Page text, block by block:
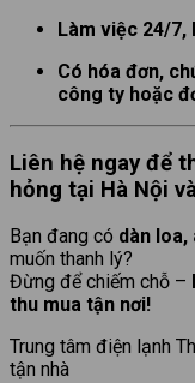
Làm việc 24/7,
Có hóa đơn,
công ty hoặc
Liên hệ ngay để
hỏng tại Hà Nội
Bạn đang có dàn
muốn thanh lý?
Đừng để chiếm chỗ –
thu mua tận nơi!
Trung tâm điện lạnh
tận nhà